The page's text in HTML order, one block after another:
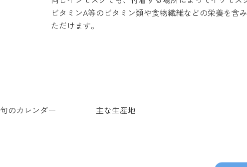
ビタミンA等のビタミン類や食物繊維などの栄養を
ただけます。
旬のカレンダー 主な生産地